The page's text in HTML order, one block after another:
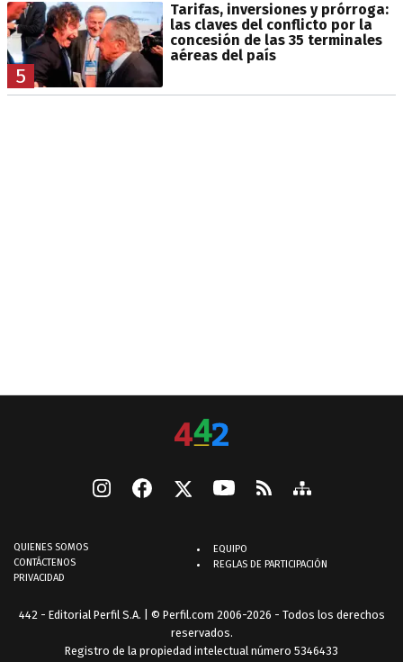
5
Tarifas, inversiones y prórroga:
las claves del conflicto por la
concesión de las 35 terminales
aéreas del país
QUIENES SOMOS
CONTÁCTENOS
PRIVACIDAD
EQUIPO
REGLAS DE PARTICIPACIÓN
442 - Editorial Perfil S.A. | © Perfil.com 2006-2026 - Todos los derechos
reservados.
Registro de la propiedad intelectual número 5346433